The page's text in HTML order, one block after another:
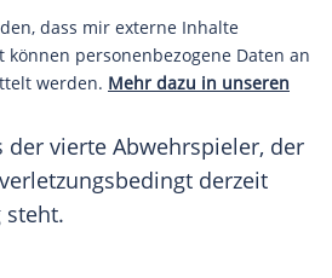
dass mir externe Inhalte
personenbezogene Daten an
werden. Mehr dazu in unseren
der vierte Abwehrspieler, der
derzeit
steht.